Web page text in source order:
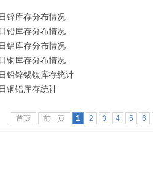
锌库存分布情况
铅库存分布情况
铝库存分布情况
铜库存分布情况
铅锌锡镍库存统计
铜铝库存统计
首页 前一页 1 2 3 4 5 6